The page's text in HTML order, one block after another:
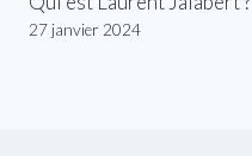
27 janvier 2024